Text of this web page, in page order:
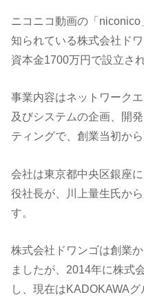
ニコニコ動画の「
知られている株式会社ド
資本金1700万円で設立さ
事業内容はネットワーク
及びシステムの企画、開
ティングで、創業当初か
会社は東京都中央区銀座
役社長が、川上量生氏か
す。
株式会社ドワンゴは創業
ましたが、2014年に株式
し、現在はKADOKAWA